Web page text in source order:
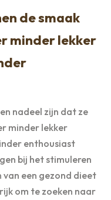
de smaak
minder lekker
nadeel zijn dat ze
minder lekker
enthousiast
bij het stimuleren
een gezond dieet
om te zoeken naar